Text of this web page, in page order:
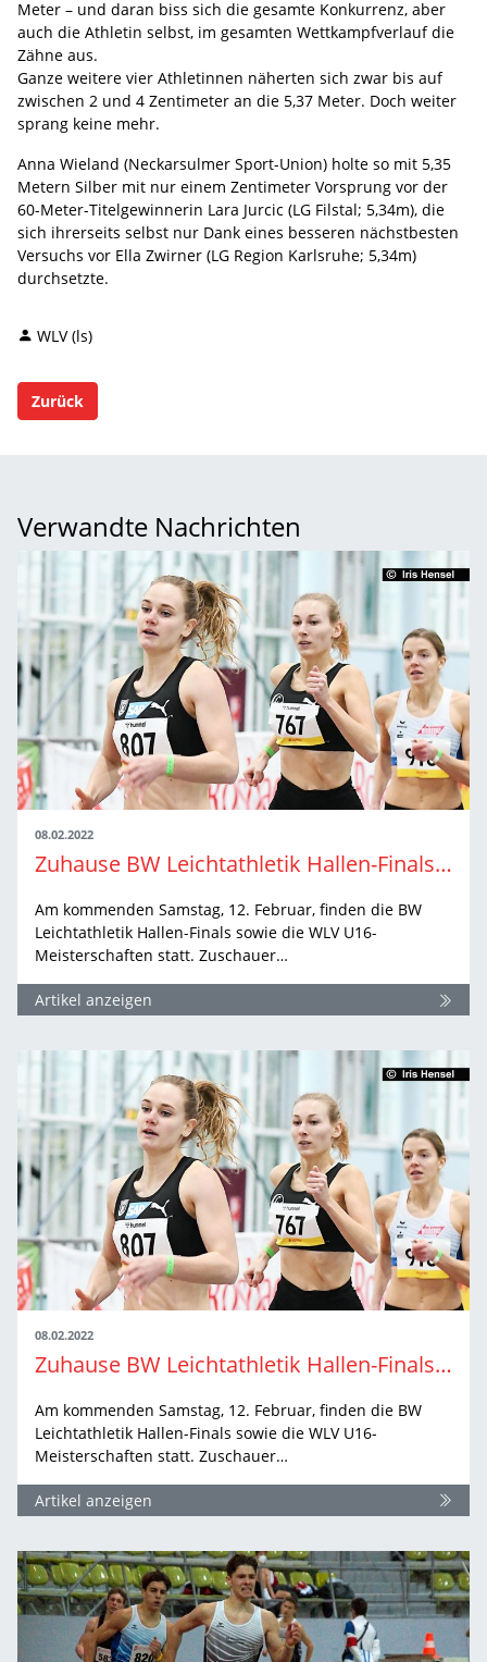
Meter – und daran biss sich die gesamte Konkurrenz, aber
auch die Athletin selbst, im gesamten Wettkampfverlauf die
Zähne aus.
Ganze weitere vier Athletinnen näherten sich zwar bis auf
zwischen 2 und 4 Zentimeter an die 5,37 Meter. Doch weiter
sprang keine mehr.
Anna Wieland (Neckarsulmer Sport-Union) holte so mit 5,35
Metern Silber mit nur einem Zentimeter Vorsprung vor der
60-Meter-Titelgewinnerin Lara Jurcic (LG Filstal; 5,34m), die
sich ihrerseits selbst nur Dank eines besseren nächstbesten
Versuchs vor Ella Zwirner (LG Region Karlsruhe; 5,34m)
durchsetzte.
WLV (ls)
Zurück
Verwandte Nachrichten
08.02.2022
Zuhause BW Leichtathletik Hallen-Finals erleben
Am kommenden Samstag, 12. Februar, finden die BW
Leichtathletik Hallen-Finals sowie die WLV U16-
Meisterschaften statt. Zuschauer…
Artikel anzeigen
08.02.2022
Zuhause BW Leichtathletik Hallen-Finals erleben
Am kommenden Samstag, 12. Februar, finden die BW
Leichtathletik Hallen-Finals sowie die WLV U16-
Meisterschaften statt. Zuschauer…
Artikel anzeigen